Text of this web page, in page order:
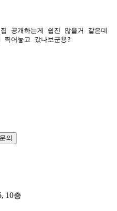
공개하는게 쉽진 않을거 같은데
어놓고 갔나보군용?
의
10층